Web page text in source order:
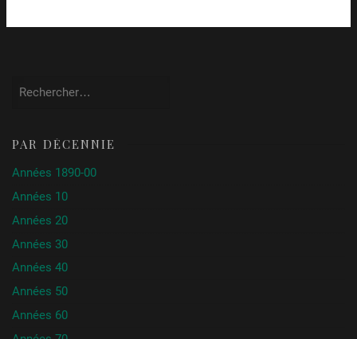
PAR DÉCENNIE
Années 1890-00
Années 10
Années 20
Années 30
Années 40
Années 50
Années 60